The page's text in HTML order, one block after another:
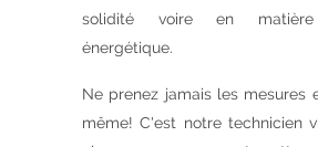
solidité voire en matière
énergétique.
Ne prenez jamais les mesures
même! C'est notre technicien